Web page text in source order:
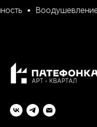
Воодушевление